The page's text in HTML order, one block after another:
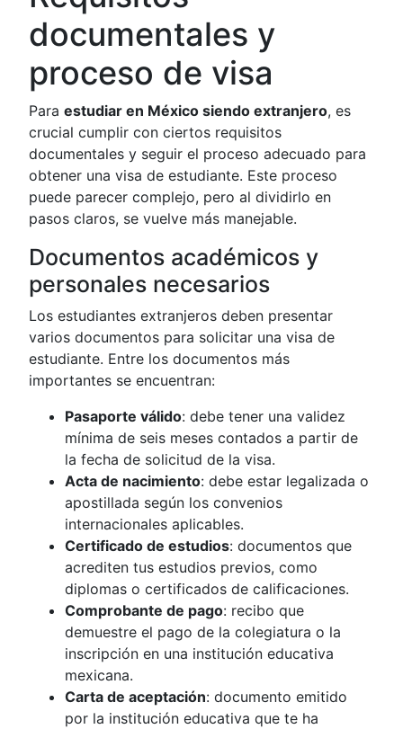
documentales y
proceso de visa
Paraestudiar en México siendo extranjero, es
crucial cumplir con ciertos requisitos
documentales y seguir el proceso adecuado para
obtener una visa de estudiante. Este proceso
puede parecer complejo, pero al dividirlo en
pasos claros, se vuelve más manejable.
Documentos académicos y
personales necesarios
Los estudiantes extranjeros deben presentar
varios documentos para solicitar una visa de
estudiante. Entre los documentos más
importantes se encuentran:
Pasaporte válido: debe tener una validez
mínima de seis meses contados a partir de
la fecha de solicitud de la visa.
Acta de nacimiento: debe estar legalizada o
apostillada según los convenios
internacionales aplicables.
Certificado de estudios: documentos que
acrediten tus estudios previos, como
diplomas o certificados de calificaciones.
Comprobante de pago: recibo que
demuestre el pago de la colegiatura o la
inscripción en una institución educativa
mexicana.
Carta de aceptación: documento emitido
por la institución educativa que te ha